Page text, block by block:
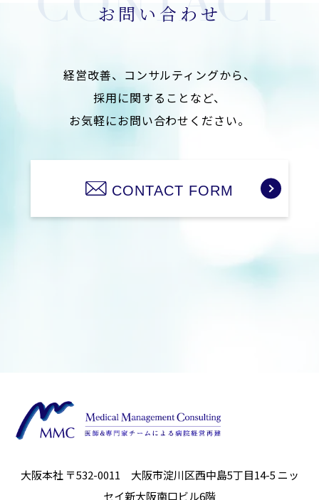
お問い合わせ
経営改善、コンサルティングから、
採用に関することなど、
お気軽にお問い合わせください。
CONTACT FORM
大阪本社 〒532-0011 大阪市淀川区西中島5丁目14-5 ニッ
セイ新大阪南口ビル6階